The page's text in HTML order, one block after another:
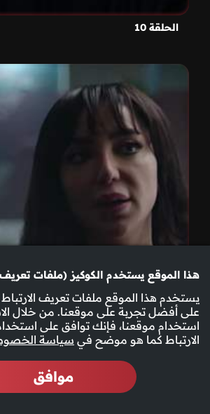
الحلقة 10
هذا الموقع يستخدم الكوكيز (ملفات تعريف
يستخدم هذا الموقع ملفات تعريف
على أفضل تجربة على موقعنا. من خلال
استخدام موقعنا، فإنك توافق على
الارتباط كما هو موضح في سياسة
موافق